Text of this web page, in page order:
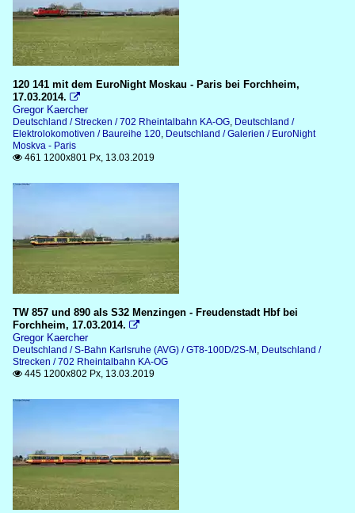
120 141 mit dem EuroNight Moskau - Paris bei Forchheim,
17.03.2014. 
Gregor Kaercher
Deutschland / Strecken / 702 Rheintalbahn KA-OG, Deutschland /
Elektrolokomotiven / Baureihe 120, Deutschland / Galerien / EuroNight
Moskva - Paris
 461 1200x801 Px, 13.03.2019
TW 857 und 890 als S32 Menzingen - Freudenstadt Hbf bei
Forchheim, 17.03.2014. 
Gregor Kaercher
Deutschland / S-Bahn Karlsruhe (AVG) / GT8-100D/2S-M , Deutschland /
Strecken / 702 Rheintalbahn KA-OG
 445 1200x802 Px, 13.03.2019